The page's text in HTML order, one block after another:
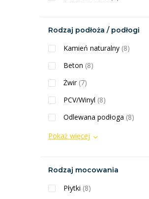
Rodzaj podłoża / podłogi
Kamień naturalny (8)
Beton (8)
Żwir (7)
PCV/Winyl (8)
Odlewana podłoga (8)
Pokaż więcej
Rodzaj mocowania
Płytki (8)